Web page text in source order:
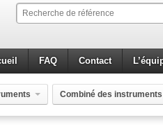
FAQ Contact
Combiné des